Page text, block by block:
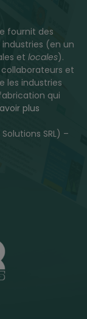
fournit des
industries (en un
et locales).
et
les industries
qui
plus
Solutions SRL) –